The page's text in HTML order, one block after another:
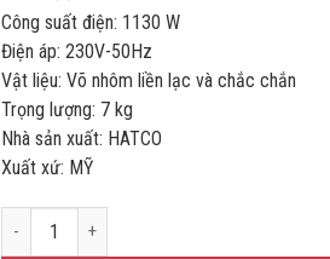
Công suất điện: 1130 W
Điện áp: 230V-50Hz
Vật liệu: Võ nhôm liền lạc và chắc chắn
Trọng lượng: 7 kg
Nhà sản xuất: HATCO
Xuất xứ: MỸ
ĐÈN HÂM NÓNG THỰC PHẨM HATCO